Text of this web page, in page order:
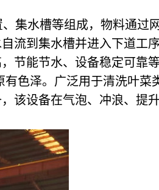
集水槽等组成，物料通过
流到集水槽并进入下道工
节能节水、设备稳定可靠等
色泽。广泛用于清洗叶
该设备在气泡、冲浪、提